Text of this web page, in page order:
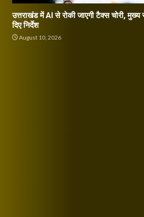
उत्तराखंड में AI से रोकी जाएगी टैक्स चोरी, मुख्य
दिए निर्देश
August 10, 2026